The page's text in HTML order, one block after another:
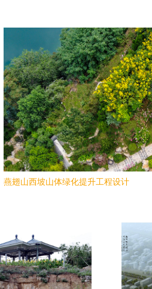
燕翅山西坡山体绿化提升工程设计